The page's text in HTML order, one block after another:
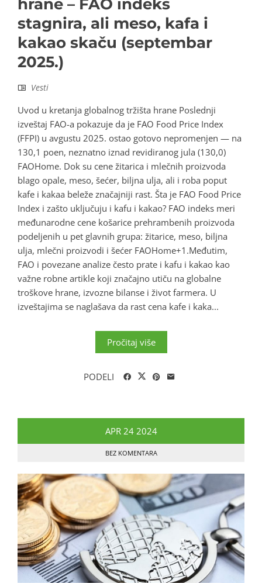
hrane – FAO indeks
stagnira, ali meso, kafa i
kakao skaču (septembar
2025.)
Vesti
Uvod u kretanja globalnog tržišta hrane Poslednji
izveštaj FAO-a pokazuje da je FAO Food Price Index
(FFPI) u avgustu 2025. ostao gotovo nepromenjen — na
130,1 poen, neznatno iznad revidiranog jula (130,0)
FAOHome. Dok su cene žitarica i mlečnih proizvoda
blago opale, meso, šećer, biljna ulja, ali i roba poput
kafe i kakaa beleže značajniji rast. Šta je FAO Food Price
Index i zašto uključuju i kafu i kakao? FAO indeks meri
međunarodne cene košarice prehrambenih proizvoda
podeljenih u pet glavnih grupa: žitarice, meso, biljna
ulja, mlečni proizvodi i šećer FAOHome+1.Međutim,
FAO i povezane analize često prate i kafu i kakao kao
važne robne artikle koji značajno utiču na globalne
troškove hrane, izvozne bilanse i život farmera. U
izveštajima se naglašava da rast cena kafe i kaka...
Pročitaj više
PODELI
APR 24 2024
BEZ KOMENTARA